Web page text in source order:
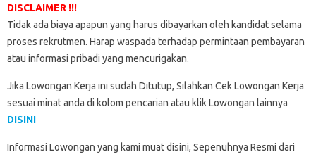
DISCLAIMER !!!
Tidak ada biaya apapun yang harus dibayarkan oleh kandidat selama
proses rekrutmen. Harap waspada terhadap permintaan pembayaran
atau informasi pribadi yang mencurigakan.
Jika Lowongan Kerja ini sudah Ditutup, Silahkan Cek Lowongan Kerja
sesuai minat anda di kolom pencarian atau klik Lowongan lainnya
DISINI
Informasi Lowongan yang kami muat disini, Sepenuhnya Resmi dari